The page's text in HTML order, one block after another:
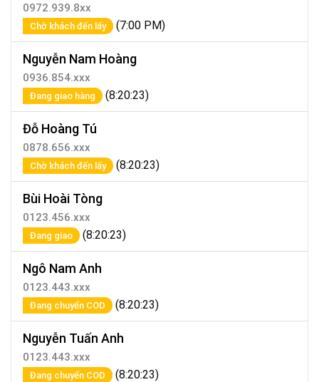
0972.939.8xx
Chờ khách đến lấy (7:00 PM)
Nguyễn Nam Hoàng
0936.854.xxx
Đang giao hàng (8:20:23)
Đỗ Hoàng Tú
0878.656.xxx
Chờ khách đến lấy (8:20:23)
Bùi Hoài Tòng
0123.456.xxx
Đang giao (8:20:23)
Ngô Nam Anh
0123.443.xxx
Đang chuyển COD (8:20:23)
Nguyễn Tuấn Anh
0123.443.xxx
Đang chuyển COD (8:20:23)